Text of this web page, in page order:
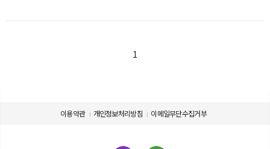
1
이용약관 개인정보처리방침 이메일무단수집거부